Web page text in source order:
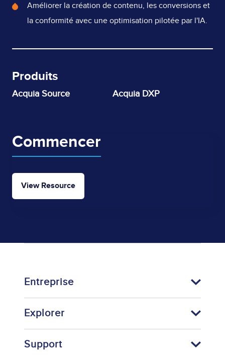
Améliorer la création de contenu, les conversions et
la conformité avec une optimisation pilotée par l'IA.
Produits
Acquia Source Acquia DXP
Commencer
View Resource
Entreprise
Explorer
Support